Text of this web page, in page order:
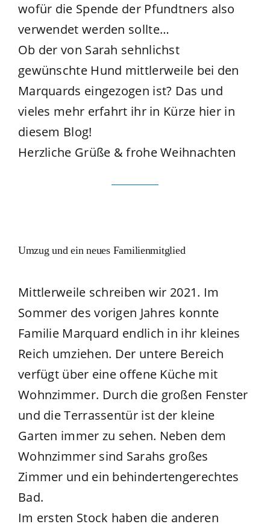
wofür die Spende der Pfundtners also
verwendet werden sollte…
Ob der von Sarah sehnlichst
gewünschte Hund mittlerweile bei den
Marquards eingezogen ist? Das und
vieles mehr erfahrt ihr in Kürze hier in
diesem Blog!
Herzliche Grüße & frohe Weihnachten
Umzug und ein neues Familienmitglied
Mittlerweile schreiben wir 2021. Im
Sommer des vorigen Jahres konnte
Familie Marquard endlich in ihr kleines
Reich umziehen. Der untere Bereich
verfügt über eine offene Küche mit
Wohnzimmer. Durch die großen Fenster
und die Terrassentür ist der kleine
Garten immer zu sehen. Neben dem
Wohnzimmer sind Sarahs großes
Zimmer und ein behindertengerechtes
Bad.
Im ersten Stock haben die anderen